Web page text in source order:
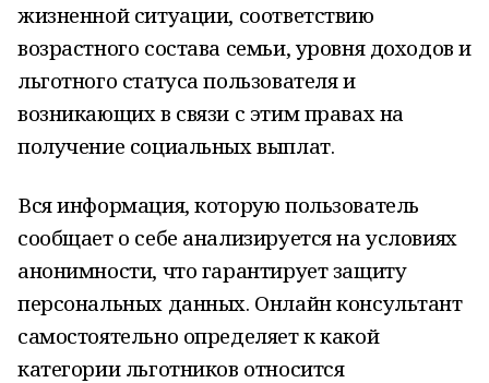
жизненной ситуации, соответствию
возрастного состава семьи, уровня доходов и
льготного статуса пользователя и
возникающих в связи с этим правах на
получение социальных выплат.
Вся информация, которую пользователь
сообщает о себе анализируется на условиях
анонимности, что гарантирует защиту
персональных данных. Онлайн консультант
самостоятельно определяет к какой
категории льготников относится